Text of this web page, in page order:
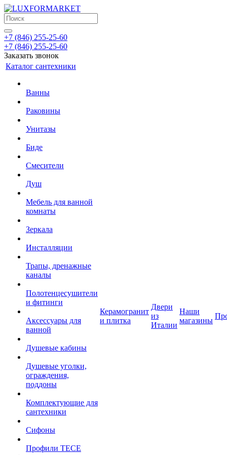
+7 (846) 255-25-60
+7 (846) 255-25-60
Заказать звонок
Каталог сантехники
Ванны
Раковины
Унитазы
Биде
Смесители
Душ
Мебель для ванной
комнаты
Зеркала
Инсталляции
Трапы, дренажные
каналы
Полотенцесушители
и фитинги
Аксессуары для
ванной
Душевые кабины
Душевые уголки,
ограждения,
поддоны
Комплектующие для
сантехники
Сифоны
Профили TECE
Керамогранит
и плитка
Двери
из
Италии
Наши
магазины